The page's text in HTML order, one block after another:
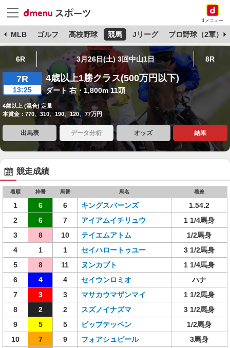
dメニュー
MLB ゴルフ 高校野球 競馬 Jリーグ プロ野球（2軍）
6R 3月26日(土) 3回中山1日 8R
7R
13:25
4歳以上1勝クラス(500万円以下)
ダート 右・1,800m 11頭
4歳以上 (混合) 定量
本賞金：770、310、190、120、77万円
出馬表 データ分析 オッズ 結果
競走成績
着順 枠番 馬番 馬名 着差
1 6 6 キングスバーンズ
1.54.2
2
6 7 アイアムイチリュウ
1 1/4馬身
3
8 10 テイエムアトム
1/2馬身
4
1 1 セイハロートゥユー
3 1/2馬身
5
8 11 ヌンカプト
1 1/4馬身
6
4 4 セイウンロミオ
ハナ
7
3 3 マサカウマザンマイ
1 1/2馬身
8
2 2 スズノイナズマ
3 1/2馬身
9
5 5 ビップテッペン
1/2馬身
10
7 9 フォアシュピール
3馬身